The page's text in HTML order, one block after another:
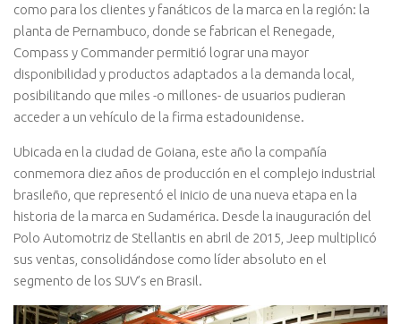
como para los clientes y fanáticos de la marca en la región: la
planta de Pernambuco, donde se fabrican el Renegade,
Compass y Commander permitió lograr una mayor
disponibilidad y productos adaptados a la demanda local,
posibilitando que miles -o millones- de usuarios pudieran
acceder a un vehículo de la firma estadounidense.
Ubicada en la ciudad de Goiana, este año la compañía
conmemora diez años de producción en el complejo industrial
brasileño, que representó el inicio de una nueva etapa en la
historia de la marca en Sudamérica. Desde la inauguración del
Polo Automotriz de Stellantis en abril de 2015, Jeep multiplicó
sus ventas, consolidándose como líder absoluto en el
segmento de los SUV’s en Brasil.